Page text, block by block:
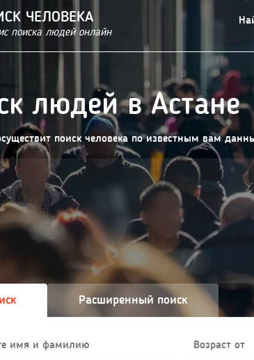
ЧЕЛОВЕКА
поиска людей онлайн
людей в Астане
поиск человека по известным вам
Расширенный поиск